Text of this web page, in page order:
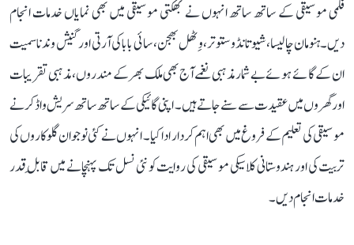
فلمی موسیقی کے ساتھ ساتھ انہوں نے بھکتی موسیقی میں بھی نمایاں خدمات انجام
دیں۔ ہنومان چالیسا، شیو تانڈو ستوتر، وِٹھل بھجن، سائی بابا کی آرتی اور گنیش وندنا سمیت
ان کے گائے ہوئے بے شمار مذہبی نغمے آج بھی ملک بھر کے مندروں، مذہبی تقریبات
اور گھروں میں عقیدت سے سنے جاتے ہیں۔ اپنی گائیکی کے ساتھ ساتھ سریش واڈکر نے
موسیقی کی تعلیم کے فروغ میں بھی اہم کردار ادا کیا۔ انہوں نے کئی نوجوان گلوکاروں کی
تربیت کی اور ہندوستانی کلاسیکی موسیقی کی روایت کو نئی نسل تک پہنچانے میں قابلِ قدر
خدمات انجام دیں۔